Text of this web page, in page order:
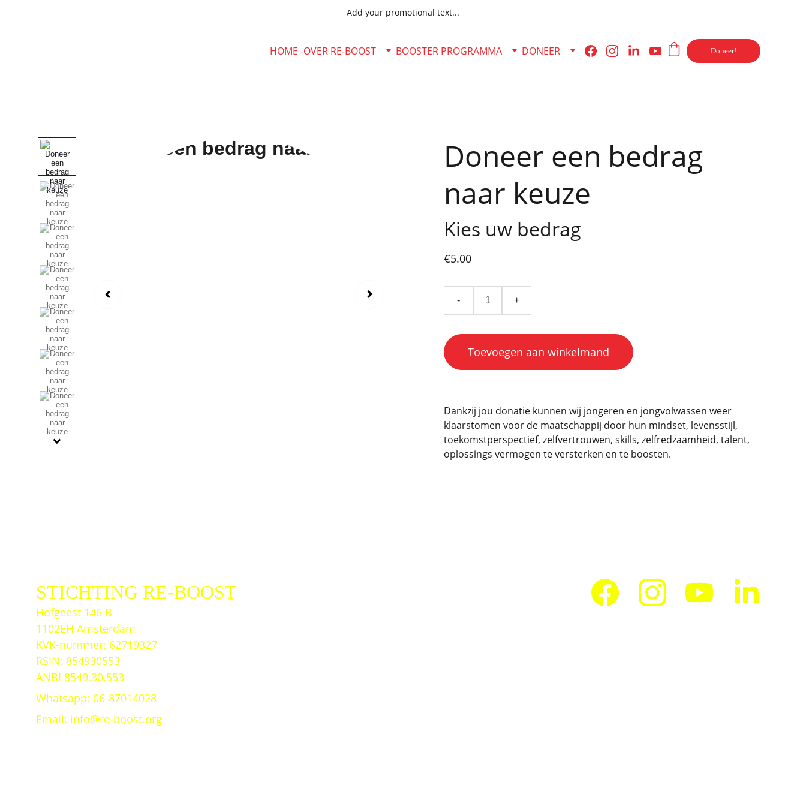
Add your promotional text...
HOME -OVER RE-BOOST BOOSTER PROGRAMMA DONEER Doneer!
Doneer een bedrag
naar keuze
Kies uw bedrag
€5.00
- +
Toevoegen aan winkelmand
Dankzij jou donatie kunnen wij jongeren en jongvolwassen weer
klaarstomen voor de maatschappij door hun mindset, levensstijl,
toekomstperspectief, zelfvertrouwen, skills, zelfredzaamheid, talent,
oplossings vermogen te versterken en te boosten.
STICHTING RE-BOOST
Hofgeest 146 B
1102EH Amsterdam
KVK-nummer: 62719327
RSIN: 854930553
ANBI 8549.30.553
Whatsapp: 06-87014028
Email: info@re-boost.org